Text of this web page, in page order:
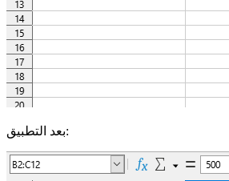
بعد التطبيق: